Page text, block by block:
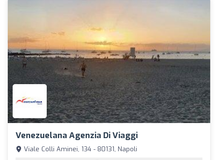
Venezuelana Agenzia Di Viaggi
Viale Colli Aminei, 134 - 80131, Napoli